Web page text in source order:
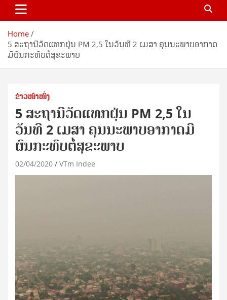
Home
5 ສະຖານີວັດແທກຝຸ່ນ PM 2,5 ໃນວັນທີ 2 ເມສາ ຄຸນນະພາບອາກາດ
ມີຜົນກະທົບຕໍ່ສຸຂະພາບ
ຂ່າວໜ້າໜຶ່ງ
5 ສະຖານີວັດແທກຝຸ່ນ PM 2,5 ໃນ
ວັນທີ 2 ເມສາ ຄຸນນະພາບອາກາດມີ
ຜົນກະທົບຕໍ່ສຸຂະພາບ
02/04/2020 VTm Indee